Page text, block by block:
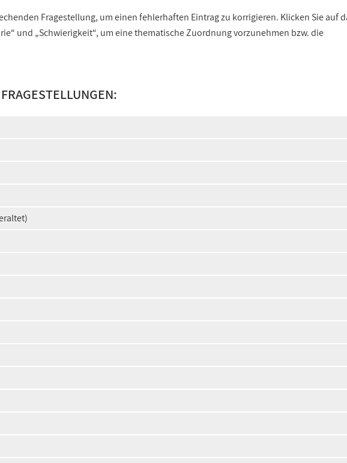
Fragestellung, um einen fehlerhaften Eintrag zu korrigieren. Klicken Sie auf
und „Schwierigkeit“, um eine thematische Zuordnung vorzunehmen bzw. die